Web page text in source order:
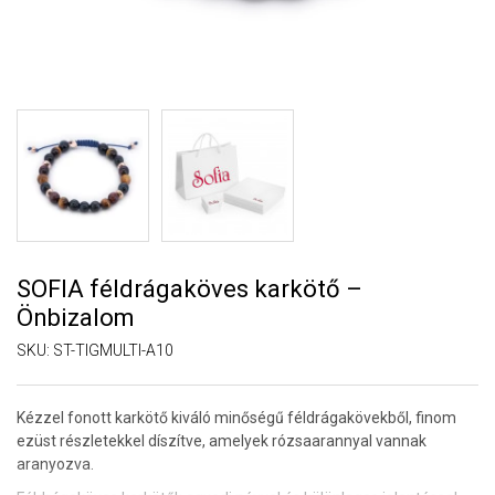
SOFIA féldrágaköves karkötő –
Önbizalom
SKU: ST-TIGMULTI-A10
Kézzel fonott karkötő kiváló minőségű féldrágakövekből, finom
ezüst részletekkel díszítve, amelyek rózsaarannyal vannak
aranyozva.